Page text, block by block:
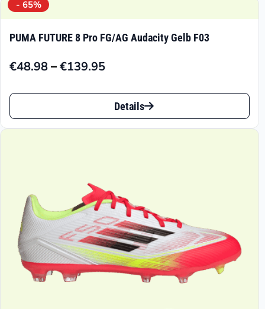
weist
auf.
Die
Optionen
können
Produktseite
gewählt
werden
- 65%
PUMA FUTURE 8 Pro FG/AG Audacity Gelb F03
€48.98–€139.95
Preisspanne:
€48.98
€139.95
Dieses
Produkt
auf.
Die
Optionen
können
Details